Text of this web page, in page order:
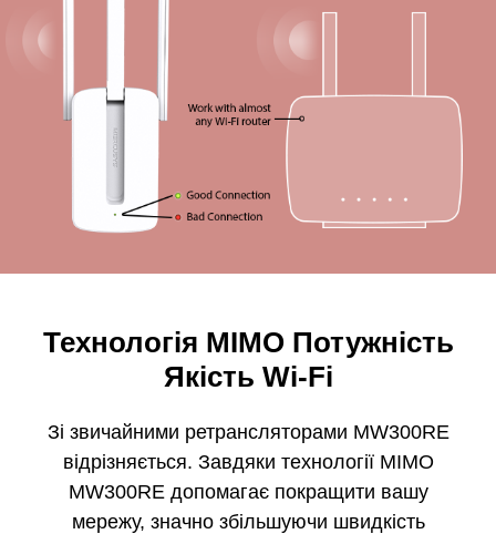
Технологія MIMO Потужність
Якість Wi-Fi
Зі звичайними ретрансляторами MW300RE
відрізняється. Завдяки технології MIMO
MW300RE допомагає покращити вашу
мережу, значно збільшуючи швидкість